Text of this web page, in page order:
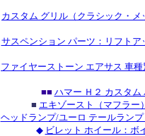
カスタム グリル（クラシック・
サスペンション パーツ：リフト
ファイヤーストーン エアサス 車
■■ ハマー Ｈ２ カスタ
■ エキゾースト（マフラー
ヘッドランプ/ユーロ テールラン
◆ ビレット ホイール：ボ